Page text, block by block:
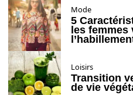
Mode
5
les
Loisirs
Transition
de vie